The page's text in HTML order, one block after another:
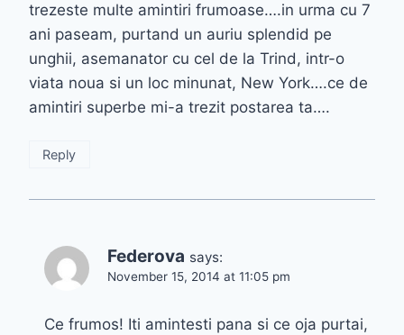
trezeste multe amintiri frumoase….in urma cu 7
ani paseam, purtand un auriu splendid pe
unghii, asemanator cu cel de la Trind, intr-o
viata noua si un loc minunat, New York….ce de
amintiri superbe mi-a trezit postarea ta….
Reply
Federova says:
November 15, 2014 at 11:05 pm
Ce frumos! Iti amintesti pana si ce oja purtai,